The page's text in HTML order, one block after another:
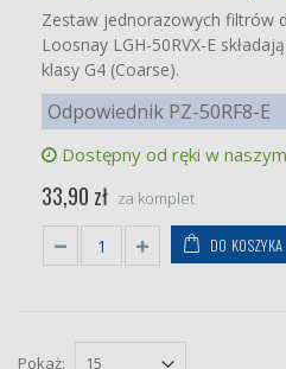
Zestaw jednorazowych filtrów
Loosnay LGH-50RVX-E
klasy G4 (Coarse).
Odpowiednik PZ-50RF8-E
Dostępny od ręki w
33,90 zł za komplet
DO KOSZYKA
Pokaż: